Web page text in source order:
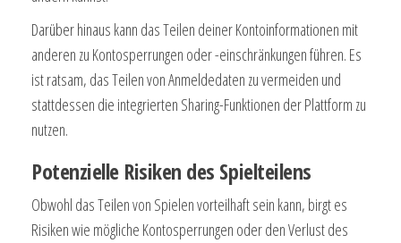
Darüber hinaus kann das Teilen deiner Kontoinformationen mit
anderen zu Kontosperrungen oder -einschränkungen führen. Es
ist ratsam, das Teilen von Anmeldedaten zu vermeiden und
stattdessen die integrierten Sharing-Funktionen der Plattform zu
nutzen.
Potenzielle Risiken des Spielteilens
Obwohl das Teilen von Spielen vorteilhaft sein kann, birgt es
Risiken wie mögliche Kontosperrungen oder den Verlust des